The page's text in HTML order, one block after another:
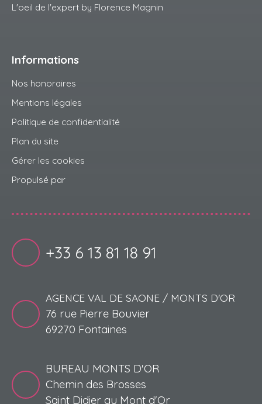
L'oeil de l'expert by Florence Magnin
Informations
Nos honoraires
Mentions légales
Politique de confidentialité
Plan du site
Gérer les cookies
Propulsé par
+33 6 13 81 18 91
AGENCE VAL DE SAONE / MONTS D'OR
76 rue Pierre Bouvier
69270 Fontaines
BUREAU MONTS D'OR
Chemin des Brosses
Saint Didier au Mont d'Or